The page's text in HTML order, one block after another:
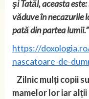
şi Tatăl, aceasta
văduve în necazurile
pată din partea lumii.”
https://
nascatoare-de-
Zilnic mulți copii
mamelor lor iar